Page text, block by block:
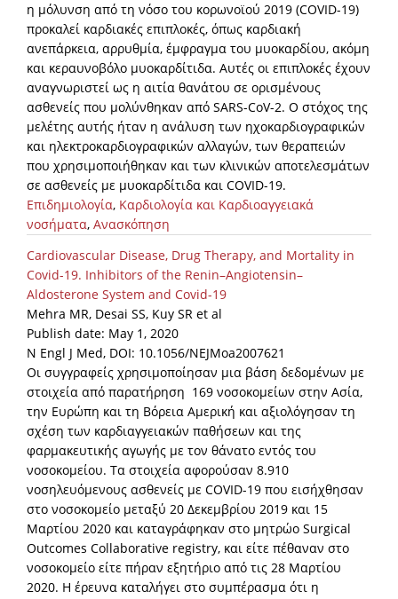
η μόλυνση από τη νόσο του κορωνοϊού 2019 (COVID-19)
προκαλεί καρδιακές επιπλοκές, όπως καρδιακή
ανεπάρκεια, αρρυθμία, έμφραγμα του μυοκαρδίου, ακόμη
και κεραυνοβόλο μυοκαρδίτιδα. Αυτές οι επιπλοκές έχουν
αναγνωριστεί ως η αιτία θανάτου σε ορισμένους
ασθενείς που μολύνθηκαν από SARS-CoV-2. Ο στόχος της
μελέτης αυτής ήταν η ανάλυση των ηχοκαρδιογραφικών
και ηλεκτροκαρδιογραφικών αλλαγών, των θεραπειών
που χρησιμοποιήθηκαν και των κλινικών αποτελεσμάτων
σε ασθενείς με μυοκαρδίτιδα και COVID-19.
Επιδημιολογία, Καρδιολογία και Καρδιοαγγειακά
νοσήματα, Ανασκόπηση
Cardiovascular Disease, Drug Therapy, and Mortality in
Covid-19. Inhibitors of the Renin–Angiotensin–
Aldosterone System and Covid-19
Mehra MR, Desai SS, Kuy SR et al
Publish date: May 1, 2020
N Engl J Med, DOI: 10.1056/NEJMoa2007621
Οι συγγραφείς χρησιμοποίησαν μια βάση δεδομένων με
στοιχεία από παρατήρηση 169 νοσοκομείων στην Ασία,
την Ευρώπη και τη Βόρεια Αμερική και αξιολόγησαν τη
σχέση των καρδιαγγειακών παθήσεων και της
φαρμακευτικής αγωγής με τον θάνατο εντός του
νοσοκομείου. Τα στοιχεία αφορούσαν 8.910
νοσηλευόμενους ασθενείς με COVID-19 που εισήχθησαν
στο νοσοκομείο μεταξύ 20 Δεκεμβρίου 2019 και 15
Μαρτίου 2020 και καταγράφηκαν στο μητρώο Surgical
Outcomes Collaborative registry, και είτε πέθαναν στο
νοσοκομείο είτε πήραν εξητήριο από τις 28 Μαρτίου
2020. Η έρευνα καταλήγει στο συμπέρασμα ότι η